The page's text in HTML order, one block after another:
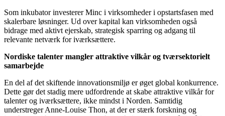
Som inkubator investerer Minc i virksomheder i opstartsfasen med
skalerbare løsninger. Ud over kapital kan virksomheden også
bidrage med aktivt ejerskab, strategisk sparring og adgang til
relevante netværk for iværksættere.
Nordiske talenter mangler attraktive vilkår og tværsektorielt
samarbejde
En del af det skiftende innovationsmiljø er øget global konkurrence.
Dette gør det stadig mere udfordrende at skabe attraktive vilkår for
talenter og iværksættere, ikke mindst i Norden. Samtidig
understreger Anne-Louise Thon, at der er stærk forskning og